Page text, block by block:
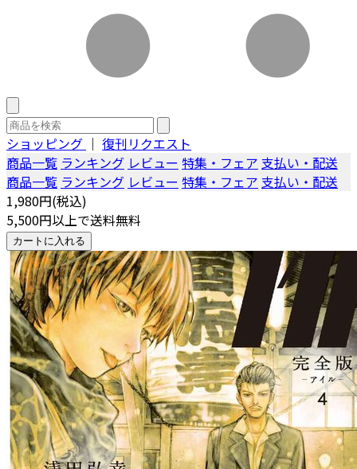
ショッピング ｜ 復刊リクエスト
商品一覧 ランキング レビュー 特集・フェア 支払い・配送
商品一覧 ランキング レビュー 特集・フェア 支払い・配送
1,980円(税込)
5,500円以上で送料無料
カートに入れる